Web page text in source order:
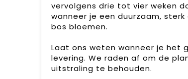
vervolgens drie tot vier weken
wanneer je een duurzaam,
bos bloemen.
Laat ons weten wanneer je het
levering. We raden af om de
uitstraling te behouden.